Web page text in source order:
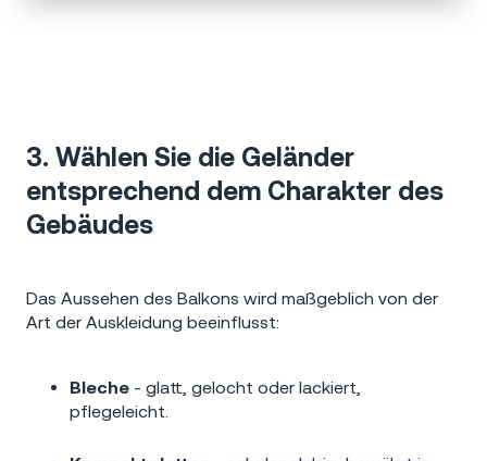
3. Wählen Sie die Geländer
entsprechend dem Charakter des
Gebäudes
Das Aussehen des Balkons wird maßgeblich von der
Art der Auskleidung beeinflusst:
Bleche - glatt, gelocht oder lackiert,
pflegeleicht.